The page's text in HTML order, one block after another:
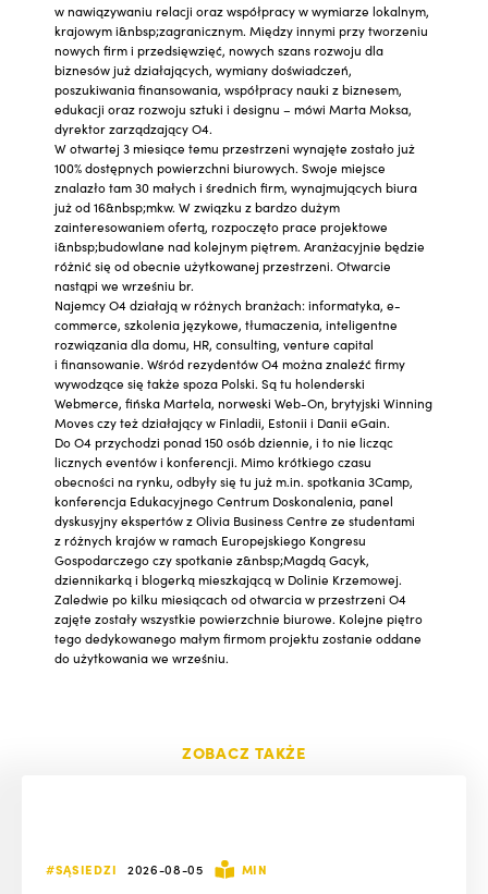
w nawiązywaniu relacji oraz współpracy w wymiarze lokalnym,
krajowym i&nbsp;zagranicznym. Między innymi przy tworzeniu
nowych firm i przedsięwzięć, nowych szans rozwoju dla
biznesów już działających, wymiany doświadczeń,
poszukiwania finansowania, współpracy nauki z biznesem,
edukacji oraz rozwoju sztuki i designu – mówi Marta Moksa,
dyrektor zarządzający O4.
W otwartej 3 miesiące temu przestrzeni wynajęte zostało już
100% dostępnych powierzchni biurowych. Swoje miejsce
znalazło tam 30 małych i średnich firm, wynajmujących biura
już od 16&nbsp;mkw. W związku z bardzo dużym
zainteresowaniem ofertą, rozpoczęto prace projektowe
i&nbsp;budowlane nad kolejnym piętrem. Aranżacyjnie będzie
różnić się od obecnie użytkowanej przestrzeni. Otwarcie
nastąpi we wrześniu br.
Najemcy O4 działają w różnych branżach: informatyka, e-
commerce, szkolenia językowe, tłumaczenia, inteligentne
rozwiązania dla domu, HR, consulting, venture capital
i finansowanie. Wśród rezydentów O4 można znaleźć firmy
wywodzące się także spoza Polski. Są tu holenderski
Webmerce, fińska Martela, norweski Web-On, brytyjski Winning
Moves czy też działający w Finladii, Estonii i Danii eGain.
Do O4 przychodzi ponad 150 osób dziennie, i to nie licząc
licznych eventów i konferencji. Mimo krótkiego czasu
obecności na rynku, odbyły się tu już m.in. spotkania 3Camp,
konferencja Edukacyjnego Centrum Doskonalenia, panel
dyskusyjny ekspertów z Olivia Business Centre ze studentami
z różnych krajów w ramach Europejskiego Kongresu
Gospodarczego czy spotkanie z&nbsp;Magdą Gacyk,
dziennikarką i blogerką mieszkającą w Dolinie Krzemowej.
Zaledwie po kilku miesiącach od otwarcia w przestrzeni O4
zajęte zostały wszystkie powierzchnie biurowe. Kolejne piętro
tego dedykowanego małym firmom projektu zostanie oddane
do użytkowania we wrześniu.
ZOBACZ TAKŻE
#SĄSIEDZI 2026-08-05 MIN